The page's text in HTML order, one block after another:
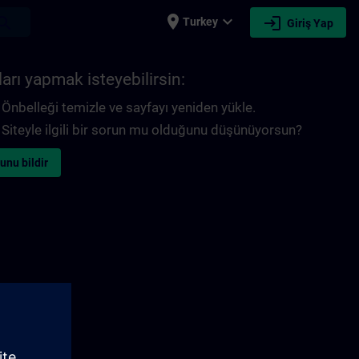
place Turkey expand_more login Giriş Yap
yapmak isteyebilirsin:
Önbelleği temizle ve sayfayı yeniden yükle.
Siteyle ilgili bir sorun mu olduğunu düşünüyorsun?
bildir